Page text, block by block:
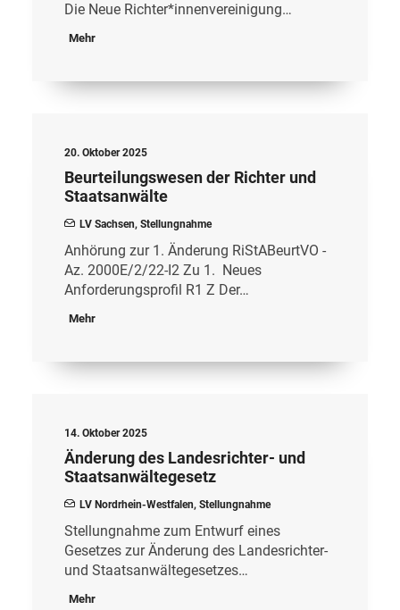
Die Neue Richter*innenvereinigung…
Mehr
20. Oktober 2025
Beurteilungswesen der Richter und
Staatsanwälte
LV Sachsen, Stellungnahme
Anhörung zur 1. Änderung RiStABeurtVO -
Az. 2000E/2/22-I2 Zu 1. Neues
Anforderungsprofil R1 Z Der…
Mehr
14. Oktober 2025
Änderung des Landesrichter- und
Staatsanwältegesetz
LV Nordrhein-Westfalen, Stellungnahme
Stellungnahme zum Entwurf eines
Gesetzes zur Änderung des Landesrichter-
und Staatsanwältegesetzes…
Mehr